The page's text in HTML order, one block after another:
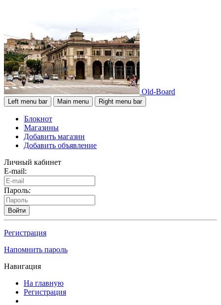
Old-Board
Left menu bar Main menu Right menu bar
Блокнот
Магазины
Добавить магазин
Добавить объявление
Личный кабинет
E-mail:
Пароль:
Войти
Регистрация
Напомнить пароль
Навигация
На главную
Регистрация